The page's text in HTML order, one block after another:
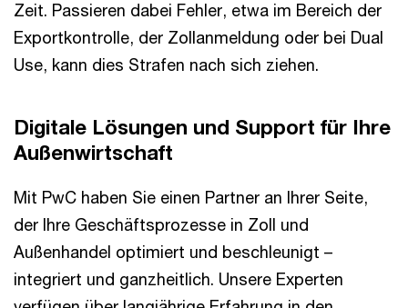
Zeit. Passieren dabei Fehler, etwa im Bereich der
Exportkontrolle, der Zollanmeldung oder bei Dual
Use, kann dies Strafen nach sich ziehen.
Digitale Lösungen und Support für Ihre
Außenwirtschaft
Mit PwC haben Sie einen Partner an Ihrer Seite,
der Ihre Geschäftsprozesse in Zoll und
Außenhandel optimiert und beschleunigt –
integriert und ganzheitlich. Unsere Experten